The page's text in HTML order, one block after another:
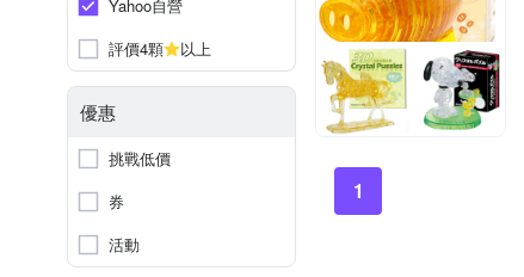
Yahoo自營
評價4顆
以上
優惠
挑戰低價
券
活動
1